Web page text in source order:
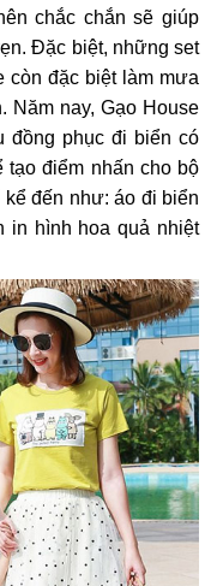
chắc chắn sẽ giúp
Đặc biệt, những set
còn đặc biệt làm mưa
Năm nay, Gạo House
đồng phục đi biển có
tạo điểm nhấn cho bộ
đến như: áo đi biển
in hình hoa quả nhiệt